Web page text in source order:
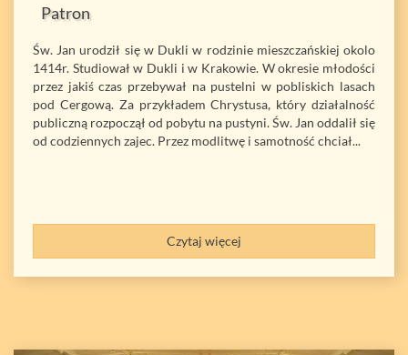
Patron
Św. Jan urodził się w Dukli w rodzinie mieszczańskiej okolo
1414r. Studiował w Dukli i w Krakowie. W okresie młodości
przez jakiś czas przebywał na pustelni w pobliskich lasach
pod Cergową. Za przykładem Chrystusa, który działalność
publiczną rozpoczął od pobytu na pustyni. Św. Jan oddalił się
od codziennych zajec. Przez modlitwę i samotność chciał...
Czytaj więcej